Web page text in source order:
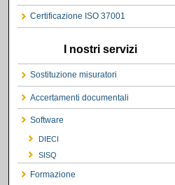
Certificazione ISO 37001
I nostri servizi
Sostituzione misuratori
Accertamenti documentali
Software
DIECI
SISQ
Formazione